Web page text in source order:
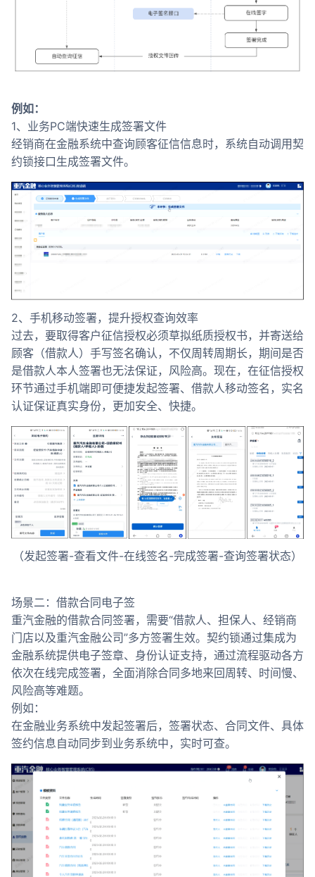
例如：
1、业务PC端快速生成签署文件
经销商在金融系统中查询顾客征信信息时，系统自动调用契
约锁接口生成签署文件。
2、手机移动签署，提升授权查询效率
过去，要取得客户征信授权必须草拟纸质授权书，并寄送给
顾客（借款人）手写签名确认，不仅周转周期长，期间是否
是借款人本人签署也无法保证，风险高。现在，在征信授权
环节通过手机端即可便捷发起签署、借款人移动签名，实名
认证保证真实身份，更加安全、快捷。
（发起签署-查看文件-在线签名-完成签署-查询签署状态）
场景二：借款合同电子签
重汽金融的借款合同签署，需要“借款人、担保人、经销商
门店以及重汽金融公司”多方签署生效。契约锁通过集成为
金融系统提供电子签章、身份认证支持，通过流程驱动各方
依次在线完成签署，全面消除合同多地来回周转、时间慢、
风险高等难题。
例如：
在金融业务系统中发起签署后，签署状态、合同文件、具体
签约信息自动同步到业务系统中，实时可查。